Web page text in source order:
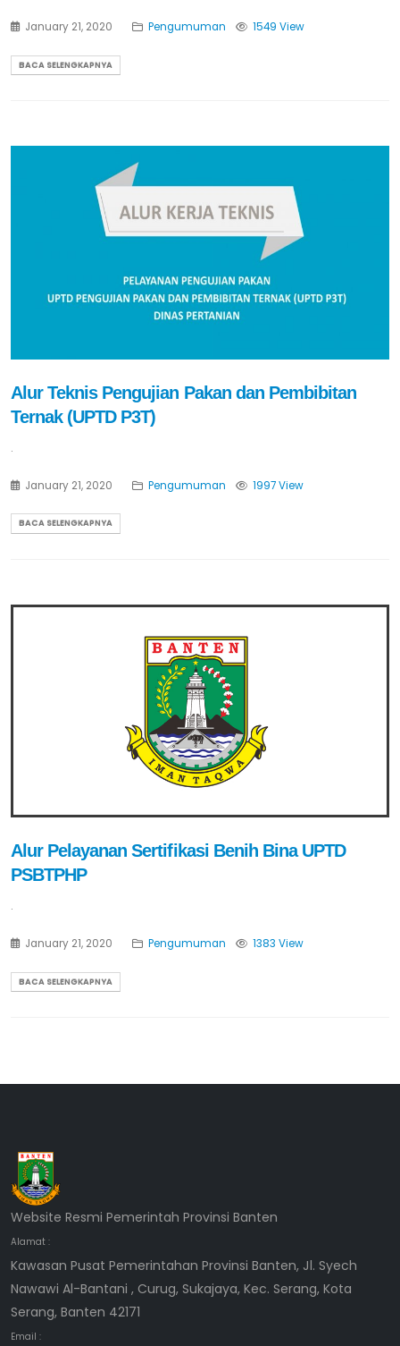
January 21, 2020 Pengumuman 1549 View
BACA SELENGKAPNYA
Alur Teknis Pengujian Pakan dan Pembibitan
Ternak (UPTD P3T)
.
January 21, 2020 Pengumuman 1997 View
BACA SELENGKAPNYA
Alur Pelayanan Sertifikasi Benih Bina UPTD
PSBTPHP
.
January 21, 2020 Pengumuman 1383 View
BACA SELENGKAPNYA
Website Resmi Pemerintah Provinsi Banten
Alamat :
Kawasan Pusat Pemerintahan Provinsi Banten, Jl. Syech
Nawawi Al-Bantani , Curug, Sukajaya, Kec. Serang, Kota
Serang, Banten 42171
Email :